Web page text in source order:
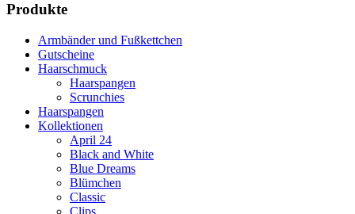
Produkte
Armbänder und Fußkettchen
Gutscheine
Haarschmuck
Haarspangen
Scrunchies
Haarspangen
Kollektionen
April 24
Black and White
Blue Dreams
Blümchen
Classic
Clips